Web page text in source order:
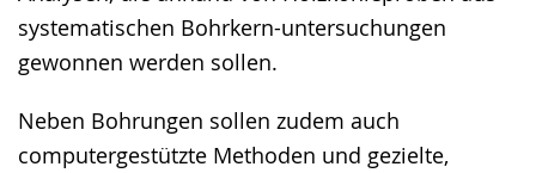
systematischen Bohrkern-untersuchungen
gewonnen werden sollen.
Neben Bohrungen sollen zudem auch
computergestützte Methoden und gezielte,